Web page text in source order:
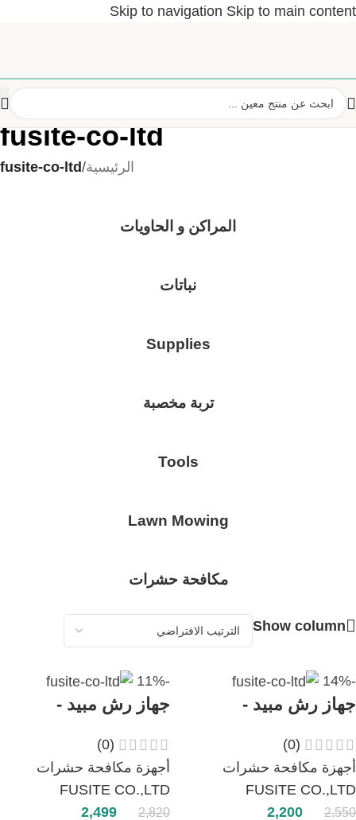
Skip to navigation Skip to main content
fusite-co-ltd
الرئيسية/
fusite-co-ltd
المراكن و الحاويات
نباتات
Supplies
تربة مخصبة
Tools
Lawn Mowing
مكافحة حشرات
Show column
-14%
جهاز رش مبيد -
(0)
أجهزة مكافحة حشرات
FUSITE CO.,LTD
2,550
2,200
-11%
جهاز رش مبيد -
(0)
أجهزة مكافحة حشرات
FUSITE CO.,LTD
2,820
2,499